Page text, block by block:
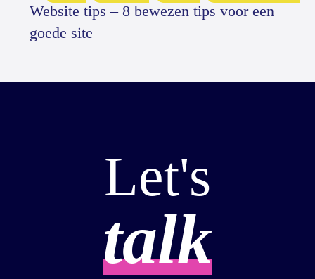
Website tips – 8 bewezen tips voor een
goede site
Let's
talk